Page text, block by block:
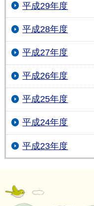
平成29年度
平成28年度
平成27年度
平成26年度
平成25年度
平成24年度
平成23年度